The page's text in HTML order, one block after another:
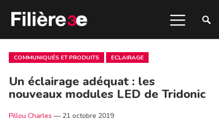
COMMUNIQUÉS ET PRODUITS ECLAIRAGE
Un éclairage adéquat : les
nouveaux modules LED de Tridonic
Pillou Charles — 21 octobre 2019